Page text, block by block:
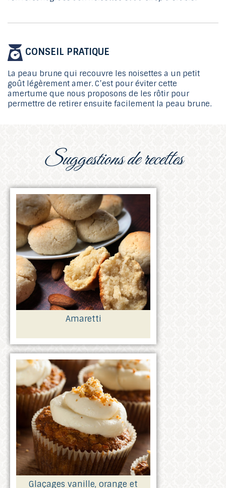
CONSEIL PRATIQUE
La peau brune qui recouvre les noisettes a un petit
goût légèrement amer. C’est pour éviter cette
amertume que nous proposons de les rôtir pour
permettre de retirer ensuite facilement la peau brune.
suggestions de recettes
Amaretti
Glaçages vanille, orange et